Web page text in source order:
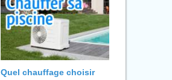
Quel chauffage choisir